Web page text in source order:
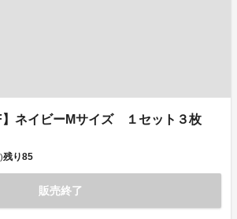
】ネイビーMサイズ １セット３枚
残り85
販売終了